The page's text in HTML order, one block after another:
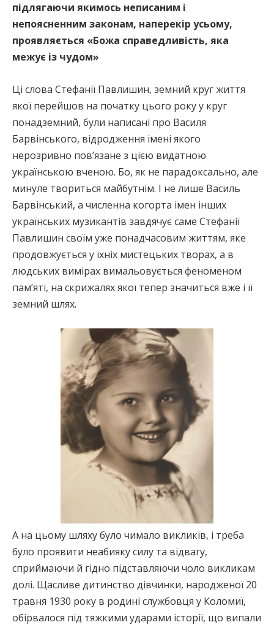
підлягаючи якимось неписаним і
непоясненним законам, наперекір усьому,
проявляється «Божа справедливість, яка
межує із чудом»
Ці слова Стефанії Павлишин, земний круг життя
якої перейшов на початку цього року у круг
понадземний, були написані про Василя
Барвінського, відродження імені якого
нерозривно пов’язане з цією видатною
українською вченою. Бо, як не парадоксально, але
минуле твориться майбутнім. І не лише Василь
Барвінський, а численна когорта імен інших
українських музикантів завдячує саме Стефанії
Павлишин своїм уже понадчасовим життям, яке
продовжується у їхніх мистецьких творах, а в
людських вимірах вимальовується феноменом
пам’яті, на скрижалях якої тепер значиться вже і її
земний шлях.
А на цьому шляху було чимало викликів, і треба
було проявити неабияку силу та відвагу,
сприймаючи й гідно підставляючи чоло викликам
долі. Щасливе дитинство дівчинки, народженої 20
травня 1930 року в родині службовця у Коломиї,
обірвалося під тяжкими ударами історії, що випали